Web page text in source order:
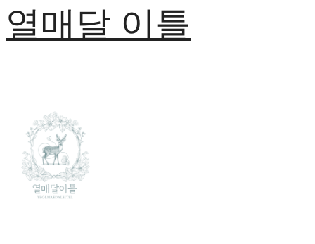
열매달 이틀